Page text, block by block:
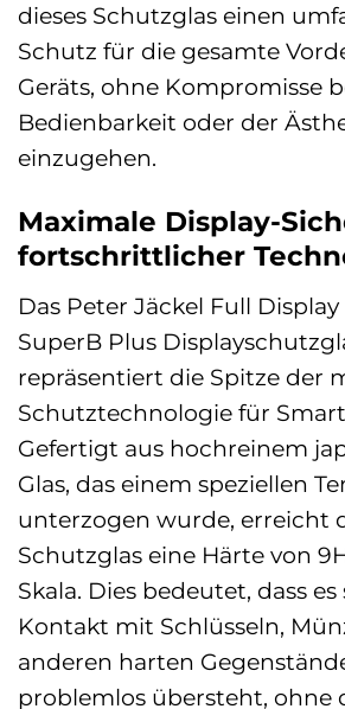
dieses Schutzglas einen
Schutz für die gesamte
Geräts, ohne Kompromisse
Bedienbarkeit oder der
einzugehen.
Maximale Display-
fortschrittlicher
Das Peter Jäckel Full Display
SuperB Plus
repräsentiert die Spitze der
Schutztechnologie für
Gefertigt aus hochreinem
Glas, das einem speziellen
unterzogen wurde, erreicht
Schutzglas eine Härte von
Skala. Dies bedeutet, dass
Kontakt mit Schlüsseln,
anderen harten
problemlos übersteht, ohne